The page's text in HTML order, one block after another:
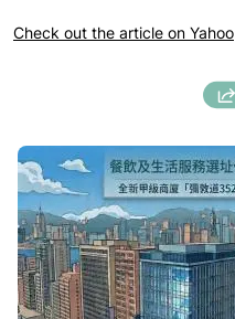
Check out the article on Yahoo